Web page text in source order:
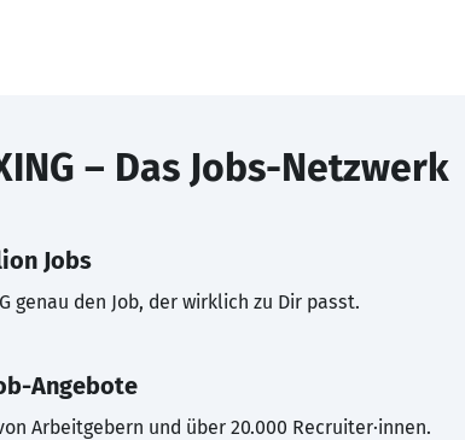
– Das Jobs-Netzwerk
Jobs
genau den Job, der wirklich zu Dir passt.
Angebote
Arbeitgebern und über 20.000 Recruiter·innen.